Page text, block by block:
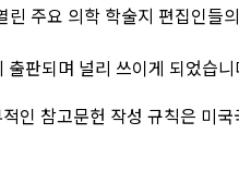
주요 의학 학술지 편집인들
판되며 널리 쓰이게 되었습니
인 참고문헌 작성 규칙은